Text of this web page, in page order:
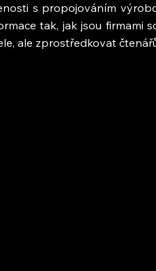
s propojováním
tak, jak jsou firmami
ale zprostředkovat